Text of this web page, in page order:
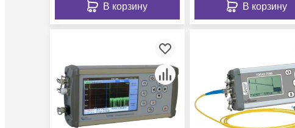
В корзину В корзину